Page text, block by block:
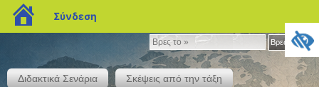
Βρες
το
»
Βρες το »
Διδακτικά Σενάρια
Σκέψεις από την τάξη
blogs.sch.gr
Σύνδεση